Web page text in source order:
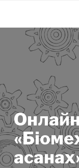
content